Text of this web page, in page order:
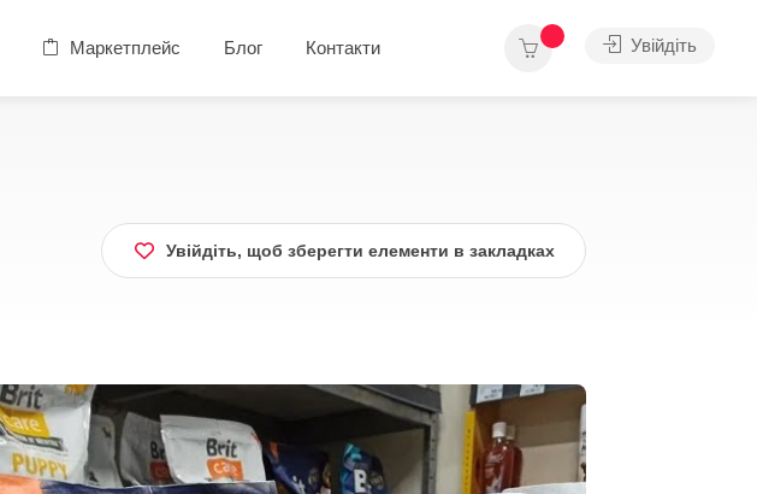
Маркетплейс Блог Контакти Увійдіть
Увійдіть, щоб зберегти елементи в закладках